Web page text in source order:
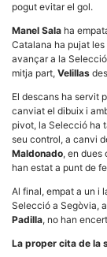
pogut evitar el gol.
Manel Sala ha
Catalana ha pujat
avançar a la
mitja part, Velillas
El descans ha servit
canviat el dibuix i
pivot, la Selecció ha
seu control, a canvi
Maldonado, en dues
han estat a punt de
Al final, empat a un i
Selecció a Segòvia,
Padilla, no han
La proper cita de la